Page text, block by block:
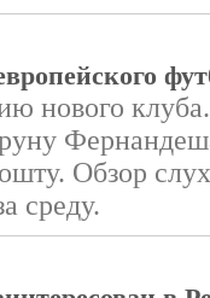
нового
Обзор
среду.